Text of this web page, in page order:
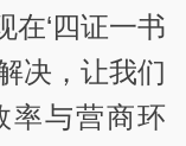
在‘四证一书
决，让我们
率与营商环